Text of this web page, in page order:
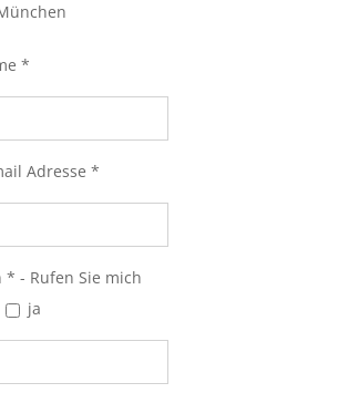
*
Adresse *
* - Rufen Sie mich
ja